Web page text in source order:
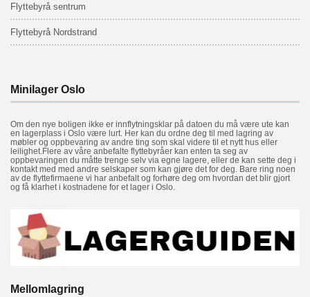
Flyttebyrå sentrum
Flyttebyrå Nordstrand
Minilager Oslo
Om den nye boligen ikke er innflytningsklar på datoen du må være ute kan
en lagerplass i Oslo være lurt. Her kan du ordne deg til med lagring av
møbler og oppbevaring av andre ting som skal videre til et nytt hus eller
leilighet.Flere av våre anbefalte flyttebyråer kan enten ta seg av
oppbevaringen du måtte trenge selv via egne lagere, eller de kan sette deg i
kontakt med med andre selskaper som kan gjøre det for deg. Bare ring noen
av de flyttefirmaene vi har anbefalt og forhøre deg om hvordan det blir gjort
og få klarhet i kostnadene for et lager i Oslo.
Mellomlagring